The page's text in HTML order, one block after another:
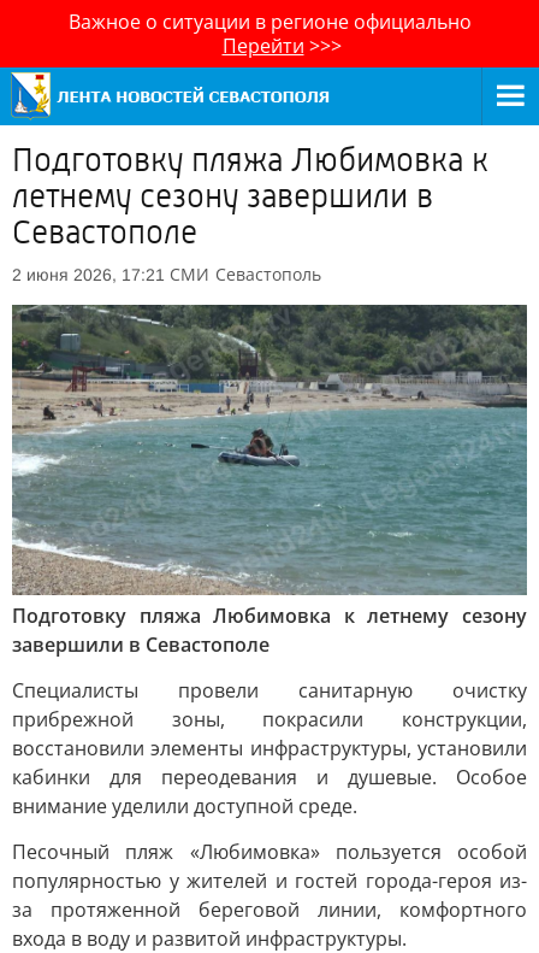
Важное о ситуации в регионе официально
Перейти >>>
Подготовку пляжа Любимовка к
летнему сезону завершили в
Севастополе
2 июня 2026, 17:21 СМИ Севастополь
Подготовку пляжа Любимовка к летнему сезону
завершили в Севастополе
Специалисты провели санитарную очистку
прибрежной зоны, покрасили конструкции,
восстановили элементы инфраструктуры, установили
кабинки для переодевания и душевые. Особое
внимание уделили доступной среде.
Песочный пляж «Любимовка» пользуется особой
популярностью у жителей и гостей города-героя из-
за протяженной береговой линии, комфортного
входа в воду и развитой инфраструктуры.